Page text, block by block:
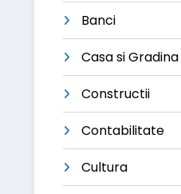
Banci
Casa si Gradina
Constructii
Contabilitate
Cultura